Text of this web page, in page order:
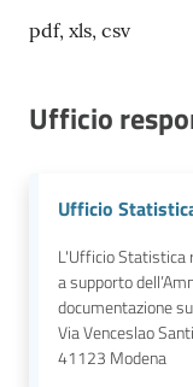
pdf, xls, csv
Ufficio
Ufficio
L'Ufficio Statistica
a supporto
documentazione
Via Venceslao
41123 Modena